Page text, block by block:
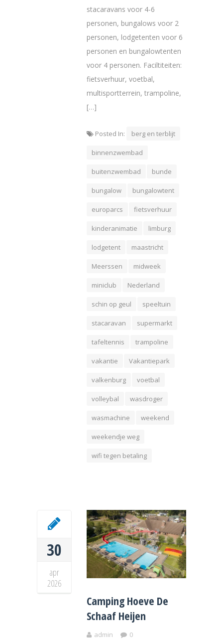
stacaravans voor 4-6
personen, bungalows voor 2
personen, lodgetenten voor 6
personen en bungalowtenten
voor 4 personen. Faciltiteiten:
fietsverhuur, voetbal,
multisportterrein, trampoline,
[…]
Posted In: berg en terblijt
binnenzwembad
buitenzwembad bunde
bungalow bungalowtent
europarcs fietsverhuur
kinderanimatie limburg
lodgetent maastricht
Meerssen midweek
miniclub Nederland
schin op geul speeltuin
stacaravan supermarkt
tafeltennis trampoline
vakantie Vakantiepark
valkenburg voetbal
volleybal wasdroger
wasmachine weekend
weekendje weg
wifi tegen betaling
30
apr
2026
Camping Hoeve De
Schaaf Heijen
admin 0